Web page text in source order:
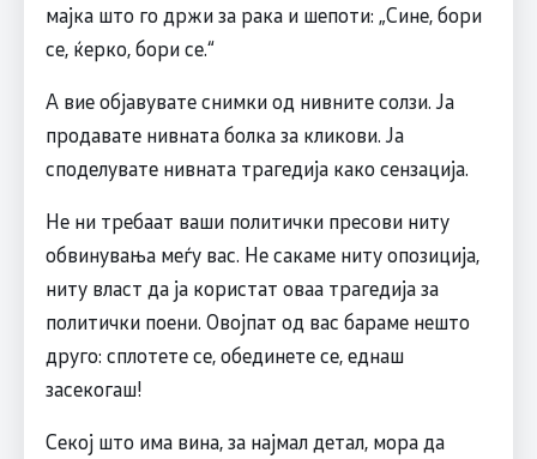
мајка што го држи за рака и шепоти: „Сине, бори
се, ќерко, бори се.“
А вие објавувате снимки од нивните солзи. Ја
продавате нивната болка за кликови. Ја
споделувате нивната трагедија како сензација.
Не ни требаат ваши политички пресови ниту
обвинувања меѓу вас. Не сакаме ниту опозиција,
ниту власт да ја користат оваа трагедија за
политички поени. Овојпат од вас бараме нешто
друго: сплотете се, обединете се, еднаш
засекогаш!
Секој што има вина, за најмал детал, мора да